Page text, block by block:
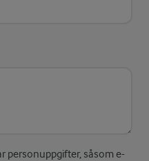
personuppgifter, såsom e-